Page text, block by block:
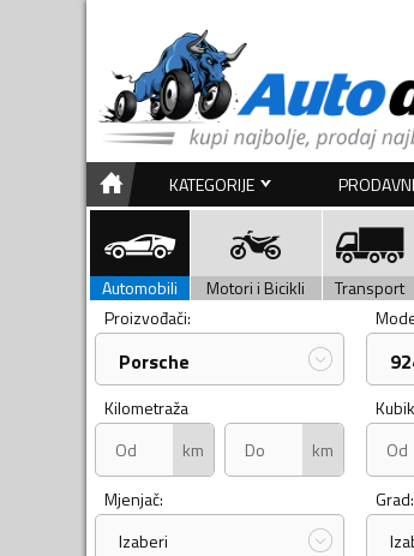
KATEGORIJE
Automobili Motori i Bicikli Transport
Proizvođači:
Porsche
Kilometraža
km
km
Mjenjač:
Izaberi
Grad: